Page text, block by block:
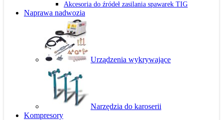
Akcesoria do źródeł zasilania spawarek TIG
Naprawa nadwozia
Urządzenia wykrywające
Narzędzia do karoserii
Kompresory